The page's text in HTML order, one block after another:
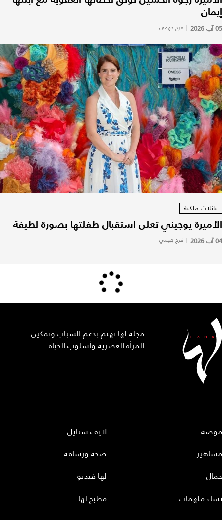
إيمان
05 آب 2026 | فرح جهمي
عائلات ملكية
الأميرة يوجيني تعلن استقبال طفلتها بصورة لطيفة
04 آب 2026 | فرح جهمي
مجلة لها تهتم بدعم الشباب وتمكين
المرأة العصرية وأسلوب الحياة.
موضة
مشاهير
جمال
نساء ملهمات
لايف ستايل
صحة ورشاقة
لها فيديو
مطبخ لها